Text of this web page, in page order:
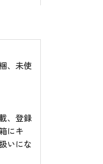
、未使
、登録
にキ
いにな